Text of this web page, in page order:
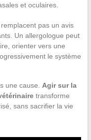
et oculaires.
pas un avis
Un allergologue peut
orienter vers une
le système
une cause. Agir sur la
transforme
sans sacrifier la vie